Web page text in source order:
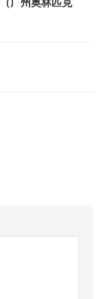
广州奥林匹克